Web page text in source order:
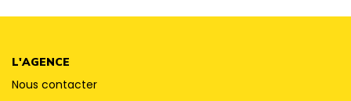
L'AGENCE
Nous contacter